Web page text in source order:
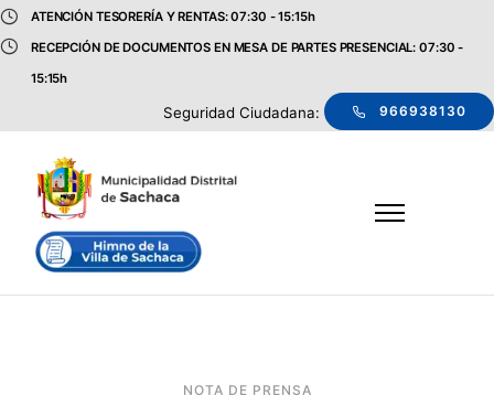
ATENCIÓN TESORERÍA Y RENTAS: 07:30 - 15:15h
RECEPCIÓN DE DOCUMENTOS EN MESA DE PARTES PRESENCIAL: 07:30 -
15:15h
Seguridad Ciudadana: 966938130
NOTA DE PRENSA